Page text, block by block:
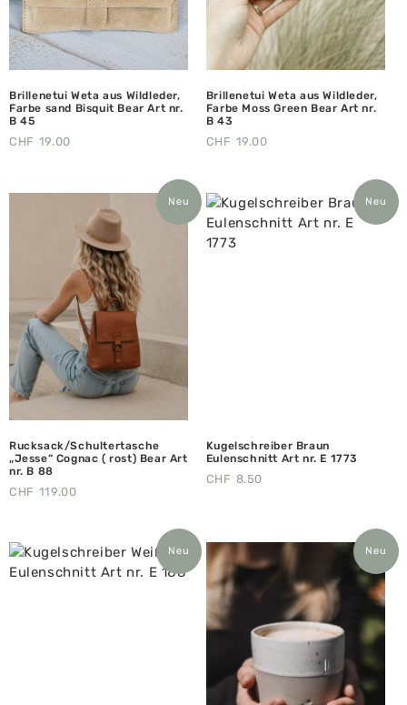
Brillenetui Weta aus Wildleder,
Farbe sand Bisquit Bear Art nr.
B 45
CHF 19.00
Brillenetui Weta aus Wildleder,
Farbe Moss Green Bear Art nr.
B 43
CHF 19.00
Neu
Rucksack/Schultertasche
„Jesse“ Cognac ( rost) Bear Art
nr. B 88
CHF 119.00
Neu
Kugelschreiber Braun
Eulenschnitt Art nr. E 1773
CHF 8.50
Neu Neu